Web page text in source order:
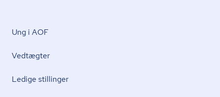
Ung i AOF
Vedtægter
Ledige stillinger